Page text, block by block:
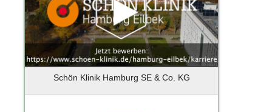
Schön Klinik Hamburg SE & Co. KG